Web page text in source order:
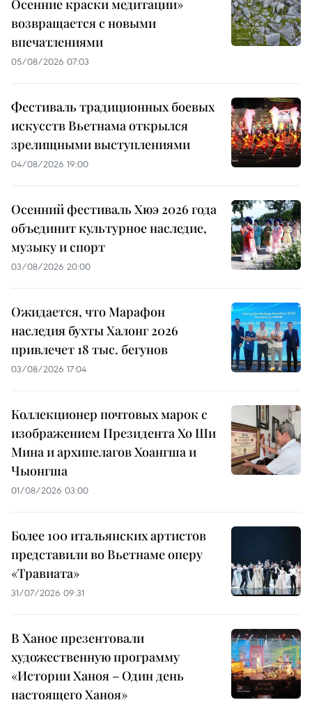
Осенние краски медитации»
возвращается с новыми
впечатлениями
05/08/2026 07:03
Фестиваль традиционных боевых
искусств Вьетнама открылся
зрелищными выступлениями
04/08/2026 19:00
Осенний фестиваль Хюэ 2026 года
объединит культурное наследие,
музыку и спорт
03/08/2026 20:00
Ожидается, что Марафон
наследия бухты Халонг 2026
привлечет 18 тыс. бегунов
03/08/2026 17:04
Коллекционер почтовых марок с
изображением Президента Хо Ши
Мина и архипелагов Хоангша и
Чыонгша
01/08/2026 03:00
Более 100 итальянских артистов
представили во Вьетнаме оперу
«Травиата»
31/07/2026 09:31
В Ханое презентовали
художественную программу
«Истории Ханоя – Один день
настоящего Ханоя»